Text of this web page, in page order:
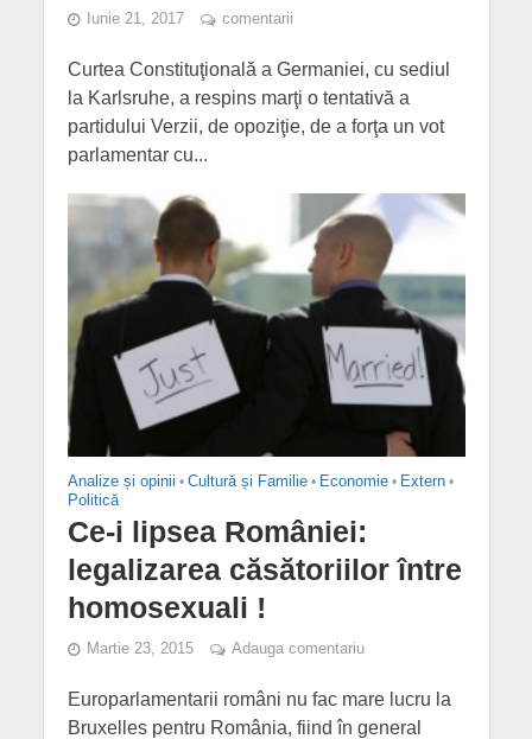
Iunie 21, 2017 comentarii
Curtea Constituţională a Germaniei, cu sediul
la Karlsruhe, a respins marţi o tentativă a
partidului Verzii, de opoziţie, de a forţa un vot
parlamentar cu...
Analize și opinii • Cultură și Familie • Economie • Extern •
Politică
Ce-i lipsea României:
legalizarea căsătoriilor între
homosexuali !
Martie 23, 2015 Adauga comentariu
Europarlamentarii români nu fac mare lucru la
Bruxelles pentru România, fiind în general